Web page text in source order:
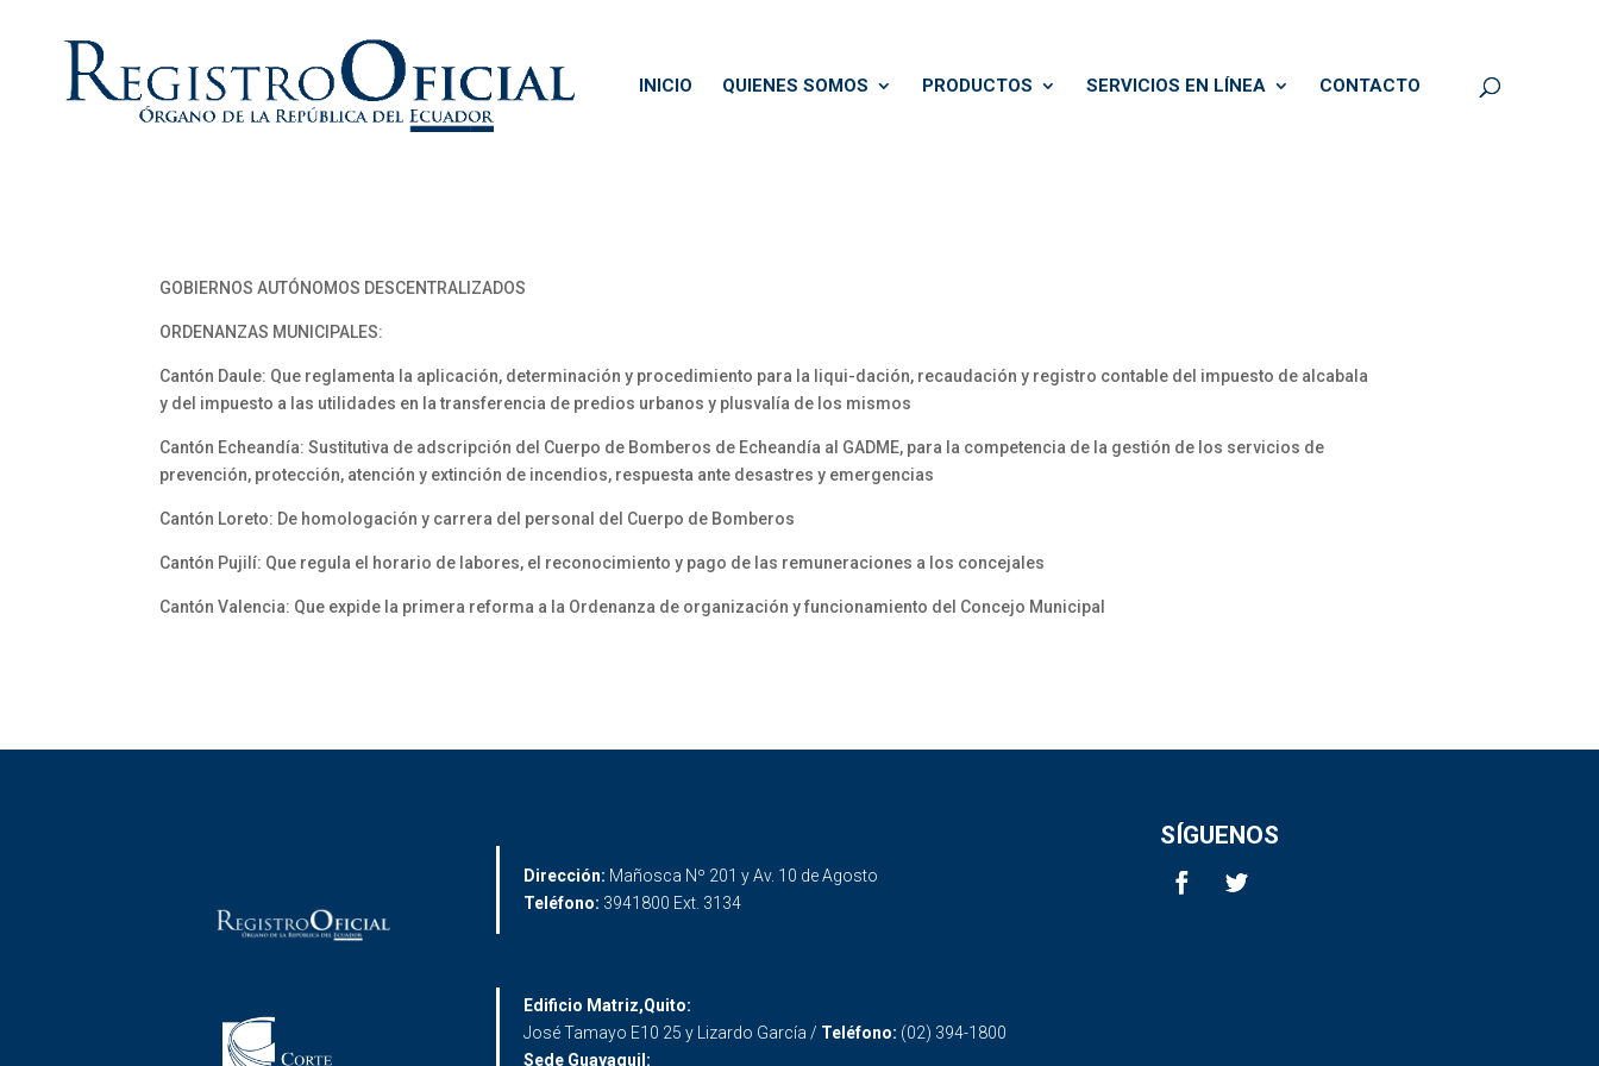
INICIO QUIENES SOMOS PRODUCTOS SERVICIOS EN LÍNEA CONTACTO
GOBIERNOS AUTÓNOMOS DESCENTRALIZADOS
ORDENANZAS MUNICIPALES:
Cantón Daule: Que reglamenta la aplicación, determinación y procedimiento para la liqui-dación, recaudación y registro contable del impuesto de alcabala
y del impuesto a las utilidades en la transferencia de predios urbanos y plusvalía de los mismos
Cantón Echeandía: Sustitutiva de adscripción del Cuerpo de Bomberos de Echeandía al GADME, para la competencia de la gestión de los servicios de
prevención, protección, atención y extinción de incendios, respuesta ante desastres y emergencias
Cantón Loreto: De homologación y carrera del personal del Cuerpo de Bomberos
Cantón Pujilí: Que regula el horario de labores, el reconocimiento y pago de las remuneraciones a los concejales
Cantón Valencia: Que expide la primera reforma a la Ordenanza de organización y funcionamiento del Concejo Municipal
Dirección: Mañosca Nº 201 y Av. 10 de Agosto
Teléfono: 3941800 Ext. 3134
SÍGUENOS
Edificio Matriz,Quito:
José Tamayo E10 25 y Lizardo García / Teléfono: (02) 394-1800
Sede Guayaquil: